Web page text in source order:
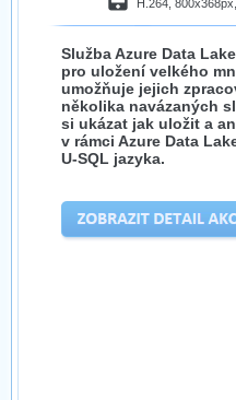
H.264,
Služba Azure Data
pro uložení velkého
umožňuje jejich
několika navázaných
si ukázat jak uložit a
v rámci Azure Data
U-SQL jazyka.